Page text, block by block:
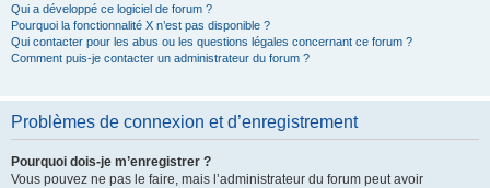
Qui a développé ce logiciel de forum ?
Pourquoi la fonctionnalité X n’est pas disponible ?
Qui contacter pour les abus ou les questions légales concernant ce forum ?
Comment puis-je contacter un administrateur du forum ?
Problèmes de connexion et d’enregistrement
Pourquoi dois-je m’enregistrer ?
Vous pouvez ne pas le faire, mais l’administrateur du forum peut avoir